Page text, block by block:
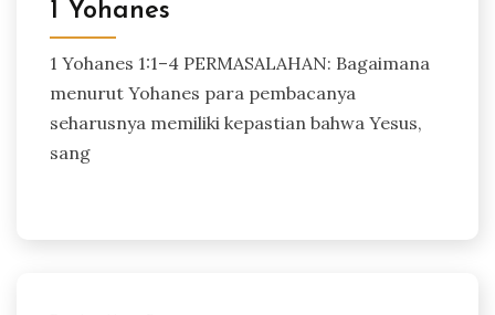
1 Yohanes
1 Yohanes 1:1–4 PERMASALAHAN: Bagaimana
menurut Yohanes para pembacanya
seharusnya memiliki kepastian bahwa Yesus,
sang